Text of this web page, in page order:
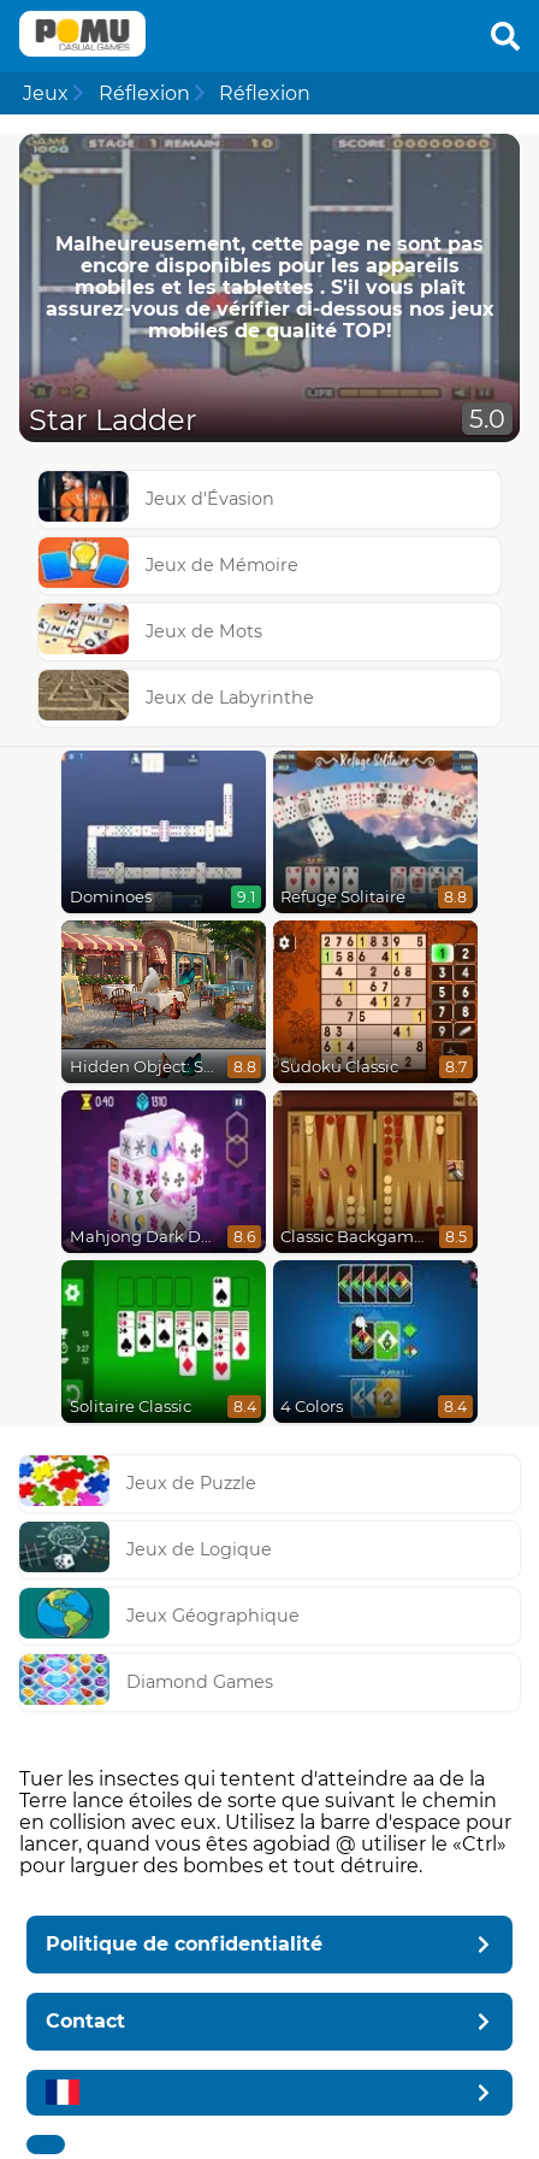
Jeux Réflexion Réflexion
Malheureusement, cette page ne ​​sont pas
encore disponibles pour les appareils
mobiles et les tablettes . S'il vous plaît
assurez-vous de vérifier ci-dessous nos jeux
mobiles de qualité TOP!
Star Ladder 5.0
Jeux d'Évasion
Jeux de Mémoire
Jeux de Mots
Jeux de Labyrinthe
Dominoes 9.1 Refuge Solitaire 8.8
Hidden Object: Street Of Secrets 8.8 Sudoku Classic 8.7
Mahjong Dark Dimensions 8.6 Classic Backgammon 8.5
Solitaire Classic 8.4 4 Colors 8.4
Jeux de Puzzle
Jeux de Logique
Jeux Géographique
Diamond Games
Tuer les insectes qui tentent d'atteindre aa de la
Terre lance étoiles de sorte que suivant le chemin
en collision avec eux. Utilisez la barre d'espace pour
lancer, quand vous êtes agobiad @ utiliser le «Ctrl»
pour larguer des bombes et tout détruire.
Politique de confidentialité
Contact